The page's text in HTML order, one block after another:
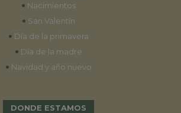
• Nacimientos
• San Valentín
• Día de la primavera
• Día de la madre
• Navidad y año nuevo
DONDE ESTAMOS